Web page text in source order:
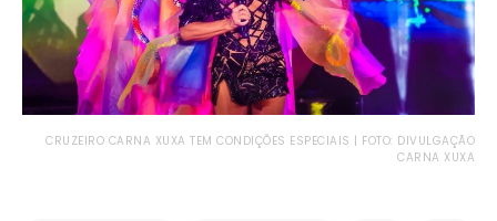
CRUZEIRO CARNA XUXA TEM CONDIÇÕES ESPECIAIS | FOTO: DIVULGAÇÃO
CARNA XUXA